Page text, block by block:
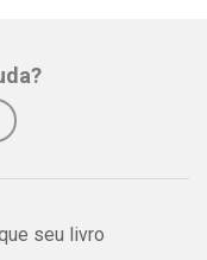
seu livro